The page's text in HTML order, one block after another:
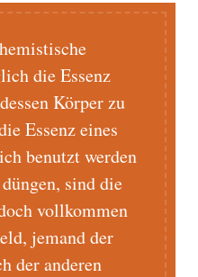
die Essenz
Körper zu
Essenz eines
benutzt werden
sind die
vollkommen
jemand der
der anderen